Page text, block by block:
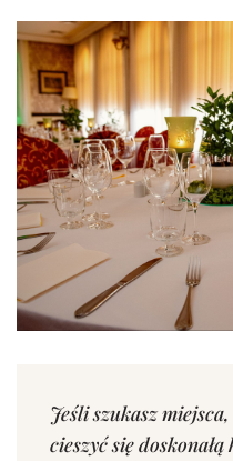
Jeśli szukasz
cieszyć się